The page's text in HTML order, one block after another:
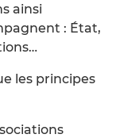
ainsi
: État,
les principes